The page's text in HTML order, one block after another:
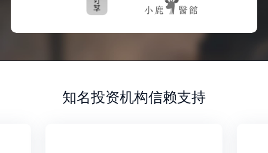
知名投资机构信赖支持